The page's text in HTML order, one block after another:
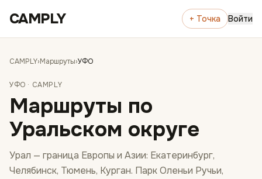
CAMPLY + Точка Войти
CAMPLY›Маршруты›УФО
УФО · CAMPLY
Маршруты по
Уральском округе
Урал — граница Европы и Азии: Екатеринбург,
Челябинск, Тюмень, Курган. Парк Оленьи Ручьи,